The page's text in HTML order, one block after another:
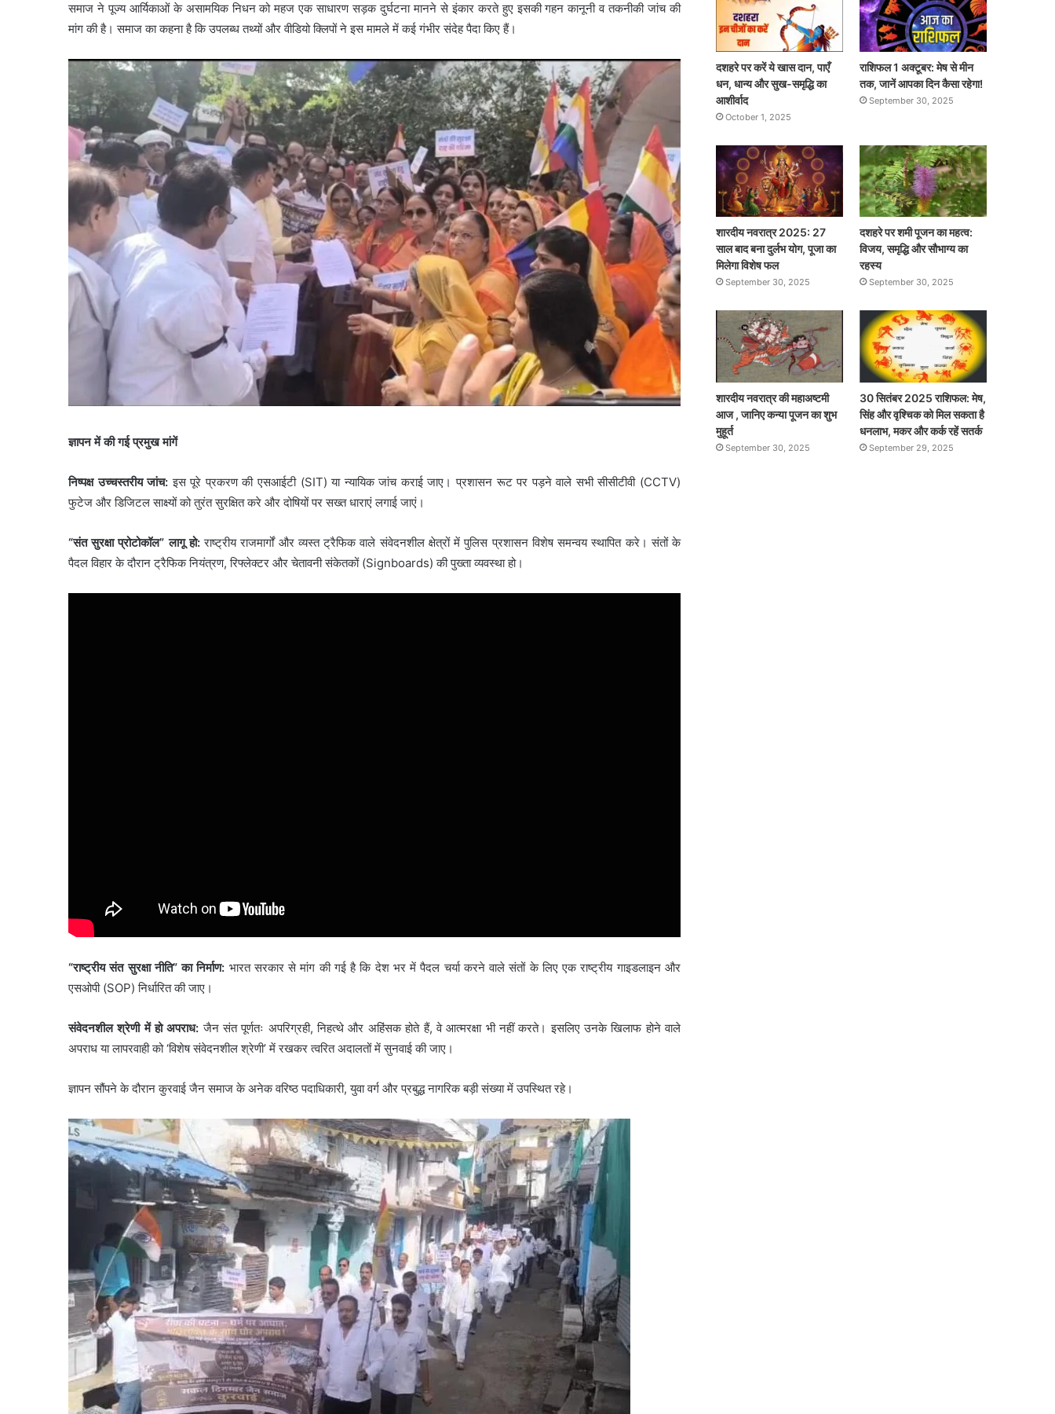
समाज ने पूज्य आर्यिकाओं के असामयिक निधन को महज एक साधारण सड़क दुर्घटना मानने से इंकार करते हुए इसकी गहन कानूनी व तकनीकी जांच की
मांग की है। समाज का कहना है कि उपलब्ध तथ्यों और वीडियो क्लिपों ने इस मामले में कई गंभीर संदेह पैदा किए हैं।
ज्ञापन में की गई प्रमुख मांगें
निष्पक्ष उच्चस्तरीय जांच: इस पूरे प्रकरण की एसआईटी (SIT) या न्यायिक जांच कराई जाए। प्रशासन रूट पर पड़ने वाले सभी सीसीटीवी (CCTV)
फुटेज और डिजिटल साक्ष्यों को तुरंत सुरक्षित करे और दोषियों पर सख्त धाराएं लगाई जाएं।
“संत सुरक्षा प्रोटोकॉल” लागू हो:राष्ट्रीय राजमार्गों और व्यस्त ट्रैफिक वाले संवेदनशील क्षेत्रों में पुलिस प्रशासन विशेष समन्वय स्थापित करे। संतों के
पैदल विहार के दौरान ट्रैफिक नियंत्रण, रिफ्लेक्टर और चेतावनी संकेतकों (Signboards) की पुख्ता व्यवस्था हो।
“राष्ट्रीय संत सुरक्षा नीति” का निर्माण: भारत सरकार से मांग की गई है कि देश भर में पैदल चर्या करने वाले संतों के लिए एक राष्ट्रीय गाइडलाइन और
एसओपी (SOP) निर्धारित की जाए।
संवेदनशील श्रेणी में हो अपराध: जैन संत पूर्णतः अपरिग्रही, निहत्थे और अहिंसक होते हैं, वे आत्मरक्षा भी नहीं करते। इसलिए उनके खिलाफ होने वाले
अपराध या लापरवाही को ‘विशेष संवेदनशील श्रेणी’ में रखकर त्वरित अदालतों में सुनवाई की जाए।
ज्ञापन सौंपने के दौरान कुरवाई जैन समाज के अनेक वरिष्ठ पदाधिकारी, युवा वर्ग और प्रबुद्ध नागरिक बड़ी संख्या में उपस्थित रहे।
दशहरे पर करें ये खास दान, पाएँ
धन, धान्य और सुख-समृद्धि का
आशीर्वाद
October 1, 2025
राशिफल 1 अक्टूबर: मेष से मीन
तक, जानें आपका दिन कैसा रहेगा!
September 30, 2025
शारदीय नवरात्र 2025: 27
साल बाद बना दुर्लभ योग, पूजा का
मिलेगा विशेष फल
September 30, 2025
दशहरे पर शमी पूजन का महत्व:
विजय, समृद्धि और सौभाग्य का
रहस्य
September 30, 2025
शारदीय नवरात्र की महाअष्टमी
आज , जानिए कन्या पूजन का शुभ
मुहूर्त
September 30, 2025
30 सितंबर 2025 राशिफल: मेष,
सिंह और वृश्चिक को मिल सकता है
धनलाभ, मकर और कर्क रहें सतर्क
September 29, 2025